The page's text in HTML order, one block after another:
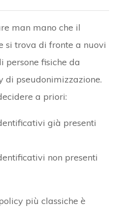
man mano che il
si trova di fronte a nuovi
fisiche da
pseudonimizzazione.
a priori:
già presenti
non presenti
più classiche è